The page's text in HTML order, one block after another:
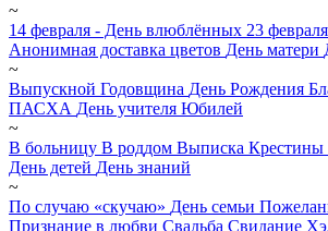
~
14 февраля - День влюблённых 23 февраля
Анонимная доставка цветов День матери
~
Выпускной Годовщина День Рождения
ПАСХА День учителя Юбилей
~
В больницу В роддом Выписка Крестины
День детей День знаний
~
По случаю «скучаю» День семьи
Признание в любви Свадьба Свидание